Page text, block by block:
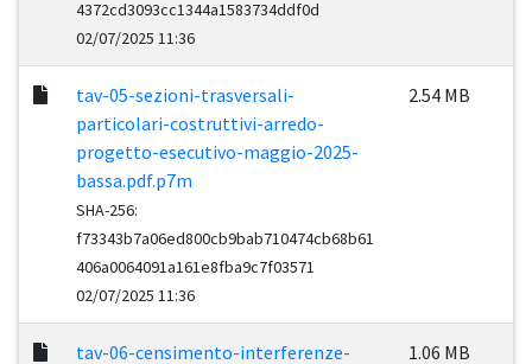
4372cd3093cc1344a1583734ddf0d
02/07/2025 11:36
tav-05-sezioni-trasversali-
particolari-costruttivi-arredo-
progetto-esecutivo-maggio-2025-
bassa.pdf.p7m
SHA-256:
f73343b7a06ed800cb9bab710474cb68b61
406a0064091a161e8fba9c7f03571
02/07/2025 11:36
2.54 MB
tav-06-censimento-interferenze- 1.06 MB